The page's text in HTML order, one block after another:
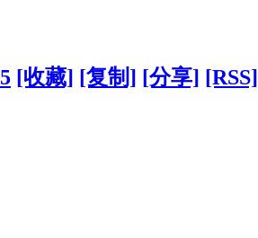
[收藏] [复制] [分享] [RSS]